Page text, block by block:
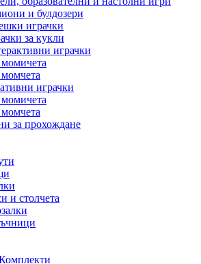
и булдозери
играчки
за кукли
играчки
играчки
за прохождане
и столчета